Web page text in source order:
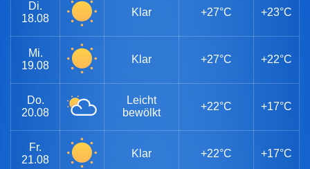
Di.
18.08
Klar +27°C +23°C
Mi.
19.08
Klar +27°C +22°C
Do.
20.08
Leicht
bewölkt
+22°C +17°C
Fr.
21.08
Klar +22°C +17°C